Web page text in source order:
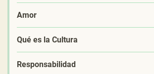
Amor
Qué es la Cultura
Responsabilidad